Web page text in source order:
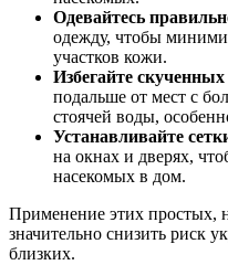
Одевайтесь
одежду, чтобы
участков кожи.
Избегайте скученных
подальше от мест с
стоячей воды,
Устанавливайте
на окнах и дверях,
насекомых в дом.
Применение этих простых,
значительно снизить риск
близких.